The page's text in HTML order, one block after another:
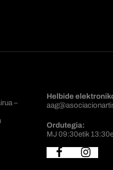
–
Helbide
Ordutegia:
MJ 09:30etik